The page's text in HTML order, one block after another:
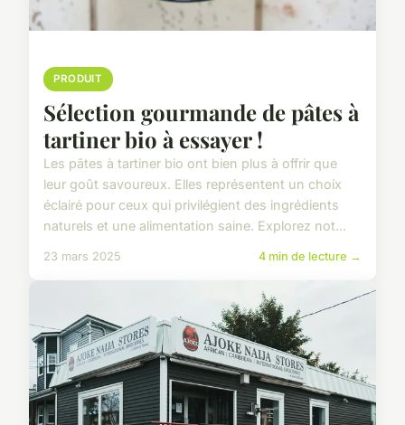
PRODUIT
Sélection gourmande de pâtes à
tartiner bio à essayer !
Les pâtes à tartiner bio ont bien plus à offrir que
leur goût savoureux. Elles représentent un choix
éclairé pour ceux qui privilégient des ingrédients
naturels et une alimentation saine. Explorez not...
23 mars 2025 4 min de lecture →